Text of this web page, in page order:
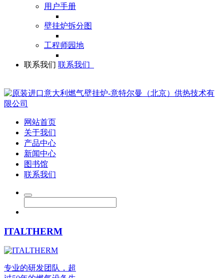
用户手册
壁挂炉拆分图
工程师园地
联系我们 联系我们
网站首页
关于我们
产品中心
新闻中心
图书馆
联系我们
ITALTHERM
专业的研发团队，超